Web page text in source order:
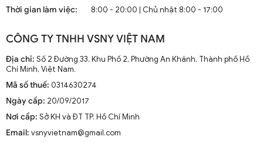
Quạt trần đèn cổ điển có đèn lồng QTT 6976A
Thời gian làm việc:
8:00 - 20:00 | Chủ nhật 8:00 - 17:00
CÔNG TY TNHH VSNY VIỆT NAM
Địa chỉ: Số 2 Đường 33, Khu Phố 2, Phường An Khánh, Thành phố Hồ
Chí Minh, Việt Nam.
Mã số thuế: 0314630274
Ngày cấp: 20/09/2017
Nơi cấp: Sở KH và ĐT TP. Hồ Chí Minh
Email: vsnyvietnam@gmail.com